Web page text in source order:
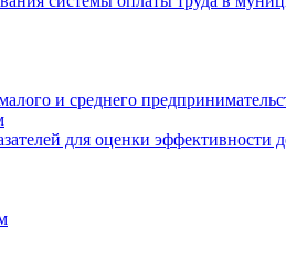
и среднего
для оценки эффективности